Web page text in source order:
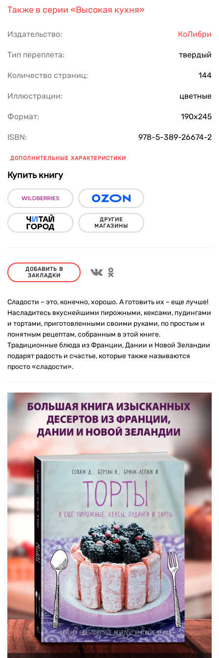
Также в серии «Высокая кухня»
Издательство: КоЛибри
Тип переплета: твердый
Количество страниц: 144
Иллюстрации: цветные
Формат: 190х245
ISBN: 978-5-389-26674-2
ДОПОЛНИТЕЛЬНЫЕ ХАРАКТЕРИСТИКИ
Купить книгу
ДРУГИЕ
МАГАЗИНЫ
ДОБАВИТЬ В
ЗАКЛАДКИ
Сладости – это, конечно, хорошо. А готовить их – еще лучше!
Насладитесь вкуснейшими пирожными, кексами, пудингами
и тортами, приготовленными своими руками, по простым и
понятным рецептам, собранным в этой книге.
Традиционные блюда из Франции, Дании и Новой Зеландии
подарят радость и счастье, которые также называются
просто «сладости».